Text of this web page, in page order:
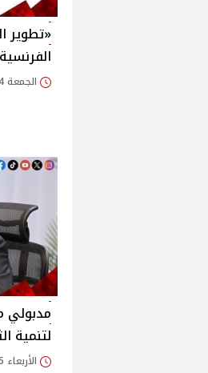
«تطوير
الجمعة 24/يوليو/2026 - 11:24 ص
مدبولي
لتنمية
الأربعاء 15/يوليو/2026 - 03:40 م